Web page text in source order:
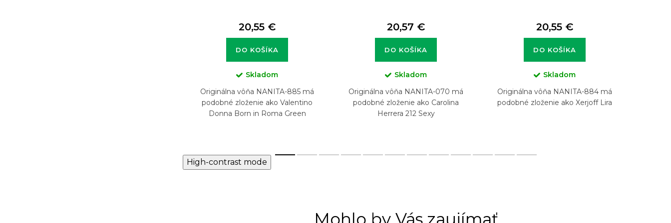
20,55 €
DO KOŠÍKA
Skladom
Originálna vôňa NANITA-885 má
podobné zloženie ako Valentino
Donna Born in Roma Green
20,57 €
DO KOŠÍKA
Skladom
Originálna vôňa NANITA-070 má
podobné zloženie ako Carolina
Herrera 212 Sexy
20,55 €
DO KOŠÍKA
Skladom
Originálna vôňa NANITA-884 má
podobné zloženie ako Xerjoff Lira
High-contrast mode
Mohlo by Vás zaujímať